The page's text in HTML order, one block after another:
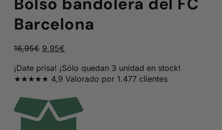
Barcelona
16,95€ El
original
era:
16,95€.
9,95€
actual
es:
9,95€.
¡Date prisa! ¡Sólo quedan 3 unidad en stock!
★★★★★ 4,9 Valorado por 1.477 clientes